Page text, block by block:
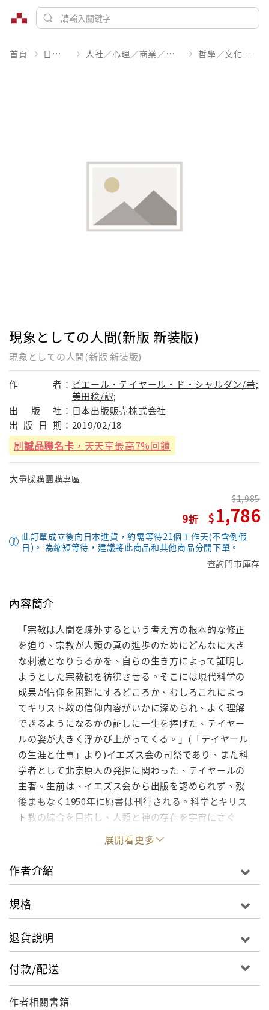
首頁 日文書 人社／心理／商業／其他 哲學／文化評論
現象としての人間(新版 新装版)
現象としての人間(新版 新装版)
作 者： ピエール・テイヤール・ド・シャルダン/著;
美田稔/訳;
出
版 社： 日本出版販売株式会社
出 版 日 期： 2019/02/18
刷誠品聯名卡 ，天天享最高7%回饋
大量採購團購專區
9
1,985
1,786
此訂單成立後向日本進貨，約需等待21個工作天(不含例假
日)。 為縮短等待，建議將此商品和其他商品分開下單。
查詢門市庫存
內容簡介
「宗教は人間を疎外するという考え方の根本的な修正
を迫り、宗教が人類の真の進歩のためにどんなに大き
な刺激となりうるかを、自らの生き方によって証明し
ようとした宗教観を彷彿させる。そこには現代科学の
成果が信仰を困難にするどころか、むしろこれによっ
てキリスト教の信仰内容がいかに深められ、よく理解
できるようになるかの証しに一生を捧げた、テイヤー
ルの姿が大きく浮かび上がってくる。」(「テイヤール
の生涯と仕事」より)イエズス会の司祭であり、また科
学者として北京原人の発掘に関わった、テイヤールの
主著。生前は、イエズス会から出版を認められず、歿
後まもなく1950年に原書は刊行される。科学とキリス
ト教の綜合を目指し、人類と神の存在を宇宙にさぐ
る、深遠な思想を展開する。訳者による「テイヤール
の生涯と仕事」と「テイヤールの著作と参考文献」を
加えた新版。
展開看更多
作者介紹
規格
退貨說明
付款/配送
作者相關書籍